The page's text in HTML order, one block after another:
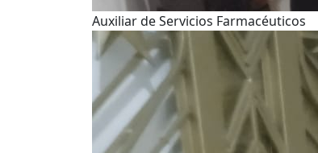
Auxiliar de Servicios Farmacéuticos